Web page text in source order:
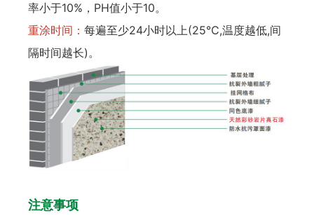
率小于10%，PH值小于10。
重涂时间： 每遍至少24小时以上(25℃,温度越低,间
隔时间越长)。
注意事项